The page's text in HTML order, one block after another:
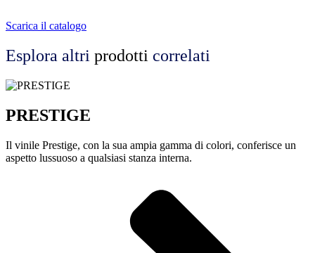
Scarica il catalogo
Esplora altri prodotti correlati
PRESTIGE
Il vinile Prestige, con la sua ampia gamma di colori, conferisce un
aspetto lussuoso a qualsiasi stanza interna.